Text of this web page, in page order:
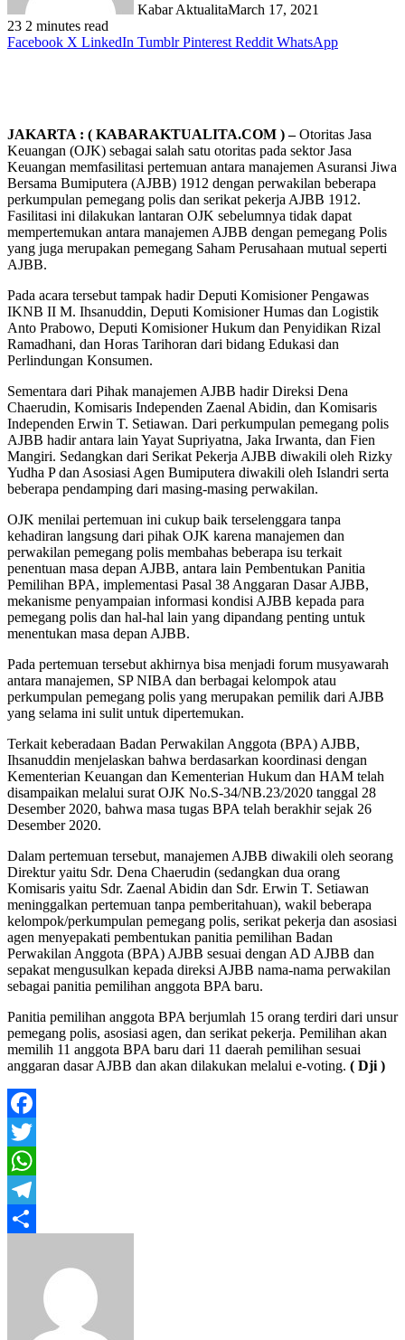
Kabar AktualitaMarch 17, 2021
23 2 minutes read
Facebook X LinkedIn Tumblr Pinterest Reddit WhatsApp
JAKARTA : ( KABARAKTUALITA.COM ) –Otoritas Jasa
Keuangan (OJK) sebagai salah satu otoritas pada sektor Jasa
Keuangan memfasilitasi pertemuan antara manajemen Asuransi Jiwa
Bersama Bumiputera (AJBB) 1912 dengan perwakilan beberapa
perkumpulan pemegang polis dan serikat pekerja AJBB 1912.
Fasilitasi ini dilakukan lantaran OJK sebelumnya tidak dapat
mempertemukan antara manajemen AJBB dengan pemegang Polis
yang juga merupakan pemegang Saham Perusahaan mutual seperti
AJBB.
Pada acara tersebut tampak hadir Deputi Komisioner Pengawas
IKNB II M. Ihsanuddin, Deputi Komisioner Humas dan Logistik
Anto Prabowo, Deputi Komisioner Hukum dan Penyidikan Rizal
Ramadhani, dan Horas Tarihoran dari bidang Edukasi dan
Perlindungan Konsumen.
Sementara dari Pihak manajemen AJBB hadir Direksi Dena
Chaerudin, Komisaris Independen Zaenal Abidin, dan Komisaris
Independen Erwin T. Setiawan. Dari perkumpulan pemegang polis
AJBB hadir antara lain Yayat Supriyatna, Jaka Irwanta, dan Fien
Mangiri. Sedangkan dari Serikat Pekerja AJBB diwakili oleh Rizky
Yudha P dan Asosiasi Agen Bumiputera diwakili oleh Islandri serta
beberapa pendamping dari masing-masing perwakilan.
OJK menilai pertemuan ini cukup baik terselenggara tanpa
kehadiran langsung dari pihak OJK karena manajemen dan
perwakilan pemegang polis membahas beberapa isu terkait
penentuan masa depan AJBB, antara lain Pembentukan Panitia
Pemilihan BPA, implementasi Pasal 38 Anggaran Dasar AJBB,
mekanisme penyampaian informasi kondisi AJBB kepada para
pemegang polis dan hal-hal lain yang dipandang penting untuk
menentukan masa depan AJBB.
Pada pertemuan tersebut akhirnya bisa menjadi forum musyawarah
antara manajemen, SP NIBA dan berbagai kelompok atau
perkumpulan pemegang polis yang merupakan pemilik dari AJBB
yang selama ini sulit untuk dipertemukan.
Terkait keberadaan Badan Perwakilan Anggota (BPA) AJBB,
Ihsanuddin menjelaskan bahwa berdasarkan koordinasi dengan
Kementerian Keuangan dan Kementerian Hukum dan HAM telah
disampaikan melalui surat OJK No.S-34/NB.23/2020 tanggal 28
Desember 2020, bahwa masa tugas BPA telah berakhir sejak 26
Desember 2020.
Dalam pertemuan tersebut, manajemen AJBB diwakili oleh seorang
Direktur yaitu Sdr. Dena Chaerudin (sedangkan dua orang
Komisaris yaitu Sdr. Zaenal Abidin dan Sdr. Erwin T. Setiawan
meninggalkan pertemuan tanpa pemberitahuan), wakil beberapa
kelompok/perkumpulan pemegang polis, serikat pekerja dan asosiasi
agen menyepakati pembentukan panitia pemilihan Badan
Perwakilan Anggota (BPA) AJBB sesuai dengan AD AJBB dan
sepakat mengusulkan kepada direksi AJBB nama-nama perwakilan
sebagai panitia pemilihan anggota BPA baru.
Panitia pemilihan anggota BPA berjumlah 15 orang terdiri dari unsur
pemegang polis, asosiasi agen, dan serikat pekerja. Pemilihan akan
memilih 11 anggota BPA baru dari 11 daerah pemilihan sesuai
anggaran dasar AJBB dan akan dilakukan melalui e-voting. ( Dji )
Facebook
Twitter
WhatsApp
Telegram